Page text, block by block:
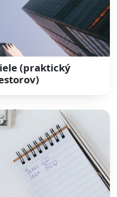
(praktický